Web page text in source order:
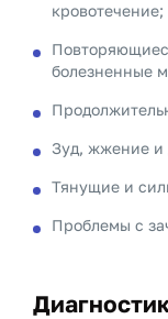
кровотечение;
болезненные
Зуд, жжение и
Тянущие и
Проблемы с